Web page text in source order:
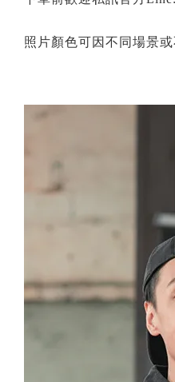
照片顏色可因不同場景